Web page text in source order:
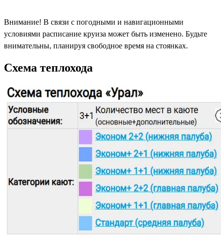
Внимание! В связи с погодными и навигационными
условиями расписание круиза может быть изменено. Будьте
внимательны, планируя свободное время на стоянках.
Схема теплохода